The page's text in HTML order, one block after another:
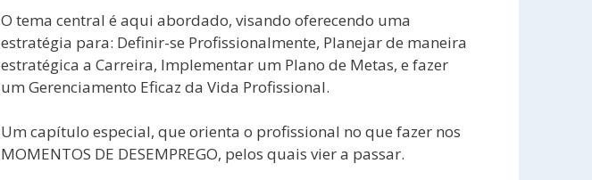
O tema central é aqui abordado, visando oferecendo uma
estratégia para: Definir-se Profissionalmente, Planejar de maneira
estratégica a Carreira, Implementar um Plano de Metas, e fazer
um Gerenciamento Eficaz da Vida Profissional.
Um capítulo especial, que orienta o profissional no que fazer nos
MOMENTOS DE DESEMPREGO, pelos quais vier a passar.